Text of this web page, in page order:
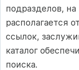
подразделов,
располагается
ссылок,
каталог
поиска.